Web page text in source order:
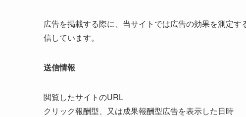
広告を掲載する際に、当サイトでは広告の効果を測定
信しています。
送信情報
閲覧したサイトのURL
クリック報酬型、又は成果報酬型広告を表示した日時